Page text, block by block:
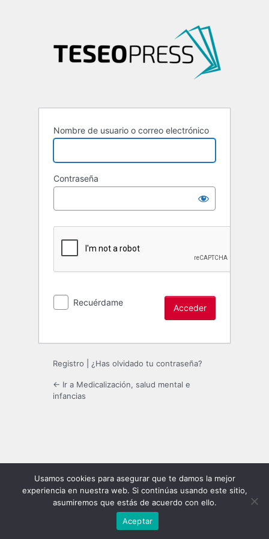
Nombre de usuario o correo electrónico
Contraseña
Recuérdame
Registro ¿Has olvidado tu contraseña?
← Ir a Medicalización, salud mental e
infancias
Usamos cookies para asegurar que te damos la mejor
experiencia en nuestra web. Si continúas usando este sitio,
asumiremos que estás de acuerdo con ello.
Aceptar